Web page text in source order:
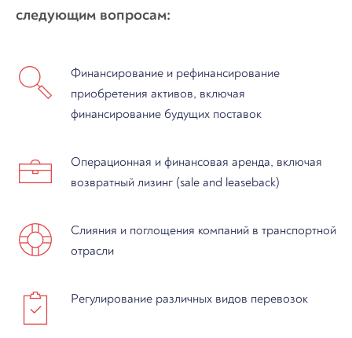
следующим вопросам:
Финансирование и рефинансирование
приобретения активов, включая
финансирование будущих поставок
Операционная и финансовая аренда, включая
возвратный лизинг (sale and leaseback)
Слияния и поглощения компаний в транспортной
отрасли
Регулирование различных видов перевозок